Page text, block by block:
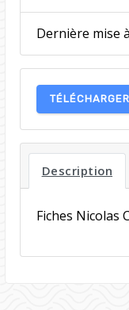
Dernière mise
TÉLÉCHARGER
Description
Fiches Nicolas